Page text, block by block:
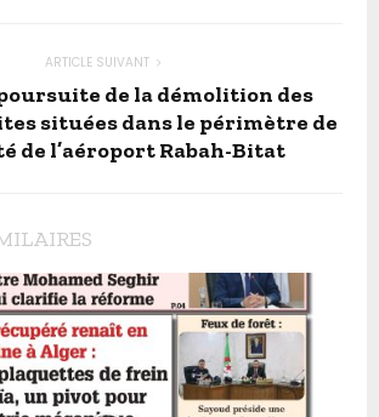
ARTICLE SUIVANT
de la démolition des
situées dans le périmètre de
de l’aéroport Rabah-Bitat